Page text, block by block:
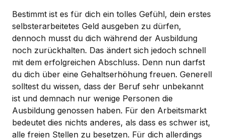
Bestimmt ist es für dich ein tolles Gefühl, dein erstes
selbsterarbeitetes Geld ausgeben zu dürfen,
dennoch musst du dich während der Ausbildung
noch zurückhalten. Das ändert sich jedoch schnell
mit dem erfolgreichen Abschluss. Denn nun darfst
du dich über eine Gehaltserhöhung freuen. Generell
solltest du wissen, dass der Beruf sehr unbekannt
ist und demnach nur wenige Personen die
Ausbildung genossen haben. Für den Arbeitsmarkt
bedeutet dies nichts anderes, als dass es schwer ist,
alle freien Stellen zu besetzen. Für dich allerdings